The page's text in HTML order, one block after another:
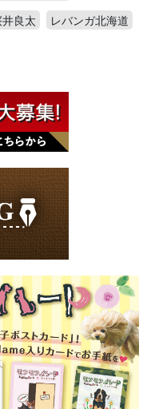
良太
レバンガ北海道